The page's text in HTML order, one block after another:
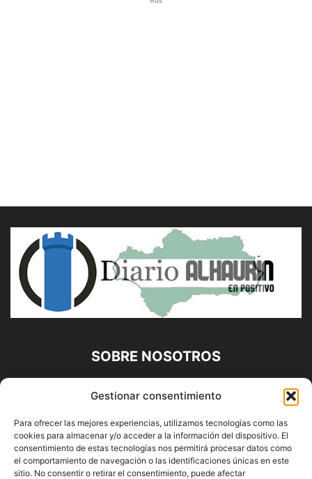
Gestionar consentimiento
Para ofrecer las mejores experiencias, utilizamos tecnologías como las
cookies para almacenar y/o acceder a la información del dispositivo. El
consentimiento de estas tecnologías nos permitirá procesar datos como
el comportamiento de navegación o las identificaciones únicas en este
sitio. No consentir o retirar el consentimiento, puede afectar
SOBRE NOSOTROS
Diario Alhaurín (www.alhaurindelatorre.com) Propiedad de
Francisco E. López López | 639 95 71 95 | Noticias de
Alhaurín de la Torre, Málaga y Provincia|
Contáctanos:info@alhaurindelatorre.com